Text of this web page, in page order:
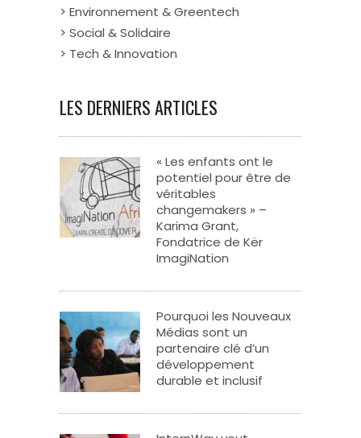
> Environnement & Greentech
> Social & Solidaire
> Tech & Innovation
LES DERNIERS ARTICLES
« Les enfants ont le
potentiel pour être de
véritables
changemakers » –
Karima Grant,
Fondatrice de Kër
ImagiNation
Pourquoi les Nouveaux
Médias sont un
partenaire clé d’un
développement
durable et inclusif